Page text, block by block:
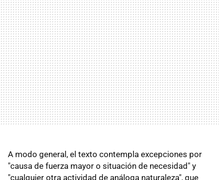
A modo general, el texto contempla excepciones por
"causa de fuerza mayor o situación de necesidad" y
"cualquier otra actividad de análoga naturaleza", que